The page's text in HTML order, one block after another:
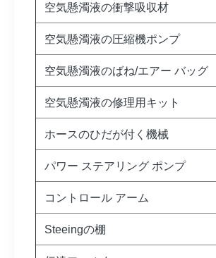
空気懸濁液の衝撃吸収材
空気懸濁液の圧縮機ポンプ
空気懸濁液のばね/エアー バッグ
空気懸濁液の修理用キット
ホースのひだが付く機械
パワー ステアリング ポンプ
コントロール アーム
Steeingの棚